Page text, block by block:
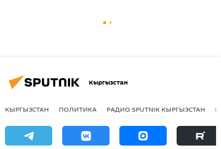
Кыргызстан
КЫРГЫЗСТАН ПОЛИТИКА РАДИО SPUTNIK КЫРГЫЗСТАН